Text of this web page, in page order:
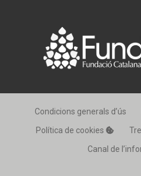
Condicions generals d’ús
Política de cookies
Canal de